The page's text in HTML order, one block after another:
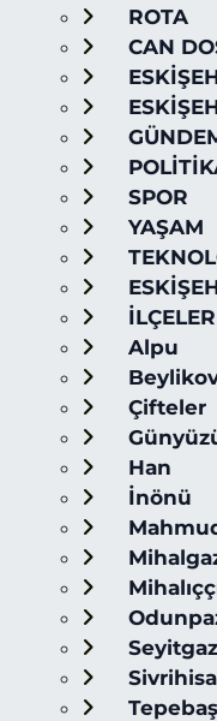
ROTA
CAN
SPOR
YAŞAM
İLÇELER
Alpu
Çifteler
Han
İnönü